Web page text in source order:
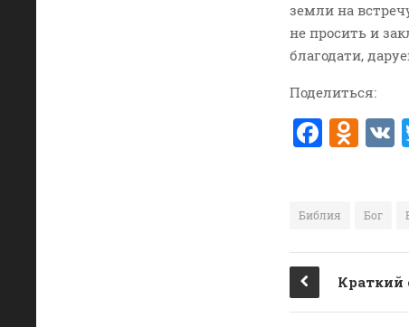
земли на
не просить и
благодати,
Поделиться:
F
e
b
o
O
o
kl
a
ss
Библия Бог